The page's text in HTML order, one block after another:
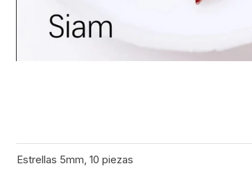
Estrellas 5mm, 10 piezas